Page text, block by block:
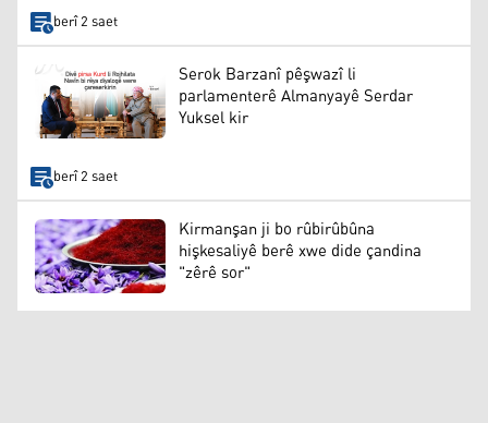
berî 2 saet
Serok Barzanî pêşwazî li
parlamenterê Almanyayê Serdar
Yuksel kir
berî 2 saet
Kirmanşan ji bo rûbirûbûna
hişkesaliyê berê xwe dide çandina
"zêrê sor"